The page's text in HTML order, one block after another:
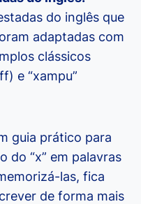
do inglês que
adaptadas com
clássicos
e “xampu”
guia prático para
do “x” em palavras
las, fica
de forma mais